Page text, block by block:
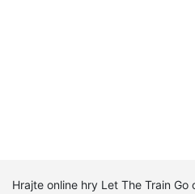
Hrajte online hry Let The Train Go